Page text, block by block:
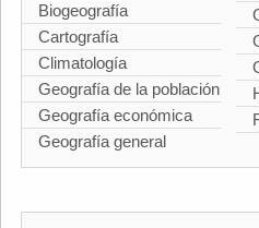
Biogeografía
Cartografía
Climatología
Geografía de la población
Geografía económica
Geografía general